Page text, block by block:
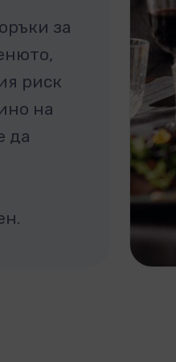
за
риск
на
да